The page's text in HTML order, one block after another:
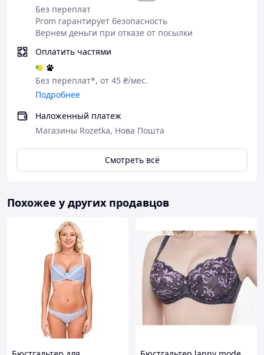
Без переплат
Prom гарантирует безопасность
Вернем деньги при отказе от посылки
Оплатить частями
Без переплат*, от 45 ₴/мес.
Подробнее
Наложенный платеж
Магазины Rozetka, Нова Пошта
Смотреть всё
Похожее у других продавцов